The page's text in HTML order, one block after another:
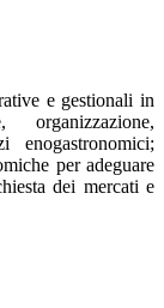
e gestionali in
organizzazione,
per adeguare
dei mercati e